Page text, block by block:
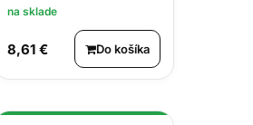
na sklade
8,61 € Do košíka